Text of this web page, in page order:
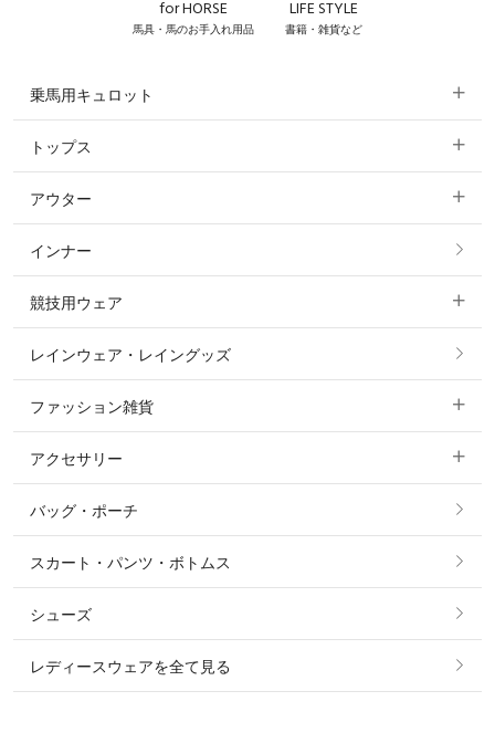
for HORSE
馬具・馬のお手入れ用品
LIFE STYLE
書籍・雑貨など
乗馬用キュロット
すべてのキュロット
フルグリップ・尻革 キュロット
ニーグリップ・膝革 キュロット
トップス
すべてのトップス
ポロシャツ
カットソー・Tシャツ・タンクトップ
パーカー・トレーナー・スウェット
ニット・セーター
シャツ・ブラウス・ワンピース
アウター
すべてのアウター
コート
ジャケット・ブルゾン
その他 アウター
インナー
競技用ウェア
すべての競技用ウェア
ショージャケット
ショーシャツ
レインウェア・レイングッズ
ファッション雑貨
すべてのファッション雑貨
ソックス
ベルト
マフラー・スカーフ・ストール・スヌード
アクセサリー
すべてのアクセサリー
リング
ピアス・イヤリング
バッグ・ポーチ
スカート・パンツ・ボトムス
シューズ
レディースウェアを全て見る